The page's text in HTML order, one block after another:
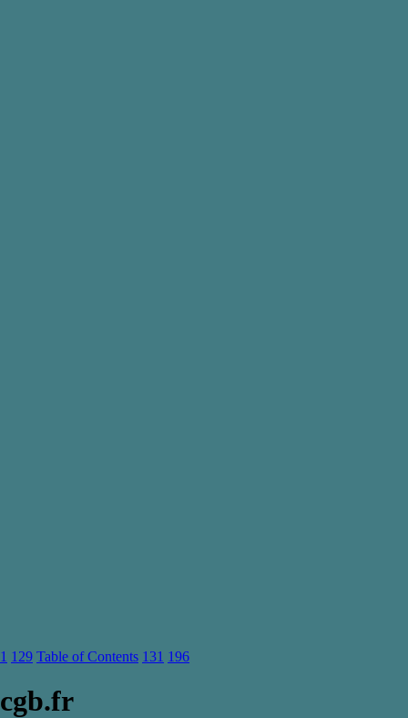
1 129 Table of Contents 131 196
cgb.fr